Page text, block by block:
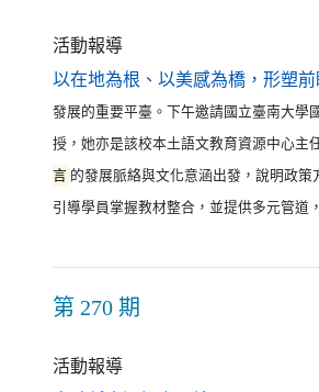
活動報導
以在地為根、以美感為橋，形塑
發展的重要平臺。下午邀請國立臺南大學
授，她亦是該校本土語文教育資源中心主
言 的發展脈絡與文化意涵出發，說明政策
引導學員掌握教材整合，並提供多元管道
第 270 期
活動報導